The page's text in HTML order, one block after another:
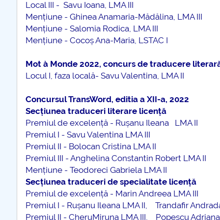
Local III - Savu Ioana, LMA III
Mențiune - Ghinea Anamaria-Mădălina, LMA III
Mențiune - Salomia Rodica, LMA III
Mențiune - Cocoș Ana-Maria, LSTAC I
Mot à Monde 2022, concurs de traducere
Locul I, faza locală- Savu Valentina, LMA II
Concursul TransWord, editia a XII-a, 2022
Secțiunea traduceri literare licență
Premiul de excelență - Rușanu Ileana LMA II
Premiul I - Savu Valentina LMA III
Premiul II - Bolocan Cristina LMA II
Premiul III - Anghelina Constantin Robert LMA II
Mențiune - Teodoreci Gabriela LMA II
Secțiunea traduceri de specialitate licență
Premiul de excelență - Marin Andreea LMA III
Premiul I - Rușanu Ileana LMA II, Trandafir
Premiul II - CheruMiruna LMA III, Popescu Adriana